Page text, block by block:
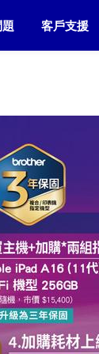
客戶支援